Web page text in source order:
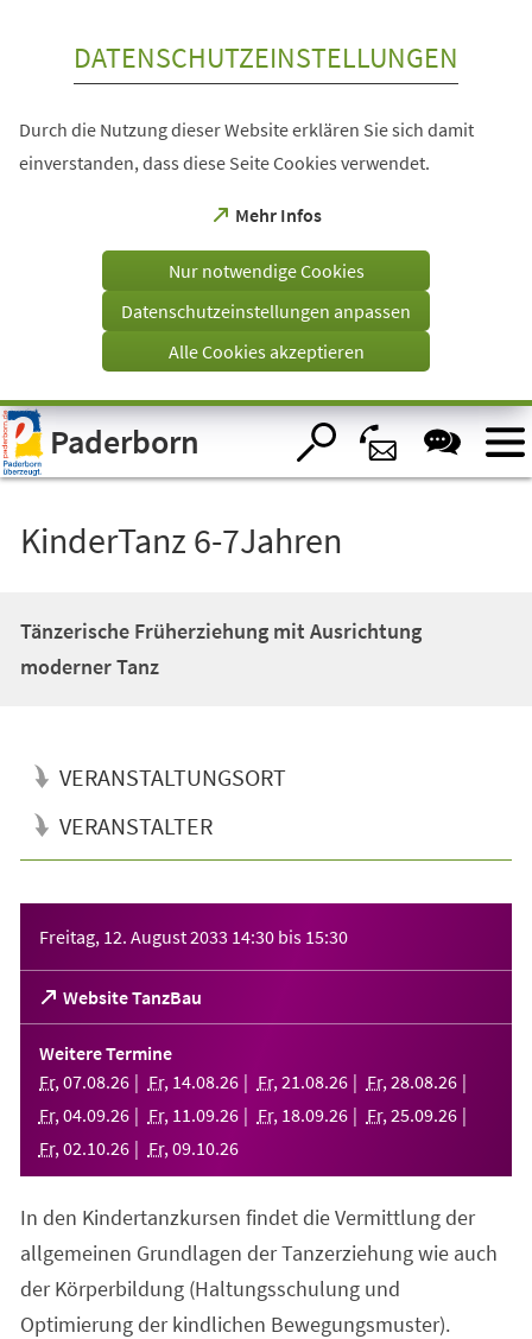
Visuelle
Assistenzsoftware
öffnen.
DATENSCHUTZEINSTELLUNGEN
Durch die Nutzung dieser Website erklären Sie sich damit
einverstanden, dass diese Seite Cookies verwendet.
Mehr Infos
(Öffnet
einem
Tab)
Nur notwendige Cookies
Datenschutzeinstellungen anpassen
Alle Cookies akzeptieren
Paderborn
KinderTanz 6-7Jahren
Tänzerische Früherziehung mit Ausrichtung
moderner Tanz
VERANSTALTUNGSORT
VERANSTALTER
Freitag, 12. August 2033 14:30 bis 15:30
Website TanzBau
(Öffnet
in
einem
neuen
Tab)
Weitere Termine
Fr, 07.08.26 Fr, 14.08.26 Fr, 21 .08.26 Fr, 28.08.26
Fr, 04.09.26 Fr, 11 .09.26 Fr, 18.09.26 Fr, 25.09.26
Fr, 02.10.26 Fr, 09.10.26
In den Kindertanzkursen findet die Vermittlung der
allgemeinen Grundlagen der Tanzerziehung wie auch
der Körperbildung (Haltungsschulung und
Optimierung der kindlichen Bewegungsmuster).